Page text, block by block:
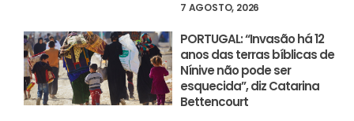
7 AGOSTO, 2026
PORTUGAL: “Invasão há 12
anos das terras bíblicas de
Nínive não pode ser
esquecida”, diz Catarina
Bettencourt